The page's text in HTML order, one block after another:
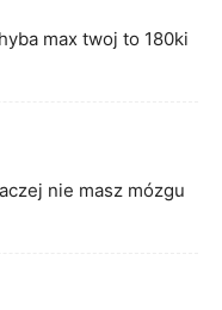
max twoj to 180ki
nie masz mózgu